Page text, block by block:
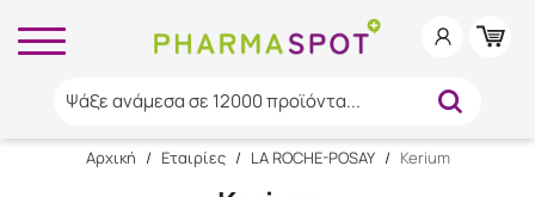
Ψάξε ανάμεσα σε 12000 προϊόντα...
Αρχική / Εταιρίες / LA ROCHE-POSAY / Kerium